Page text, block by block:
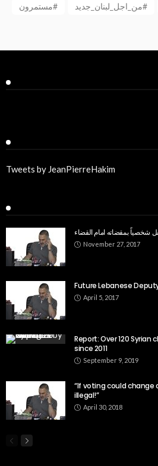
مستمرون#
من_اجل_لبنان_جديد#
Tweets by JeanPierreHakim
November 27, 2017
Future Lebanese
April 5, 2017
Report: Over 120
since 2011
September 9, 2019
“If voting could
illegal!”
April 30, 2018